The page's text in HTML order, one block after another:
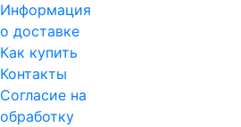
Информация
о доставке
Как купить
Контакты
Согласие на
обработку